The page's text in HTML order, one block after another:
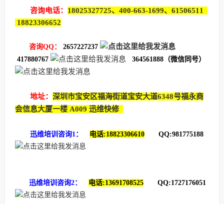
咨询电话： 18025327725、400-663-1699、61506511
18823306652
咨询QQ：
2657227237
417880767
364561888（微信同号）
地址： 深圳市宝安区福海街道宝安大道6348号福永商
会信息大厦一楼 A009 迅维快修
迅维培训咨询1： 电话:18823306610 QQ:981775188
迅维培训咨询2： 电话:13691708525 QQ:1727176051